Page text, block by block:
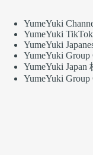
YumeYuki
YumeYuki TikTok
YumeYuki
YumeYuki
YumeYuki Japan
YumeYuki